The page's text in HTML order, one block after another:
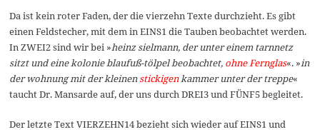
Da ist kein roter Faden, der die vierzehn Texte durchzieht. Es gibt
einen Feldstecher, mit dem in EINS1 die Tauben beobachtet werden.
In ZWEI2 sind wir bei »heinz sielmann, der unter einem tarnnetz
sitzt und eine kolonie blaufuß-tölpel beobachtet, ohne Fernglas«. »in
der wohnung mit der kleinenstickigenkammer unter der treppe«
taucht Dr. Mansarde auf, der uns durch DREI3 und FÜNF5 begleitet.
Der letzte Text VIERZEHN14 bezieht sich wieder auf EINS1 und